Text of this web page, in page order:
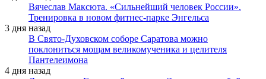
Вячеслав Максюта. «Сильнейший человек России».
Тренировка в новом фитнес-парке Энгельса
3 дня назад
В Свято-Духовском соборе Саратова можно
поклониться мощам великомученика и целителя
Пантелеимона
4 дня назад